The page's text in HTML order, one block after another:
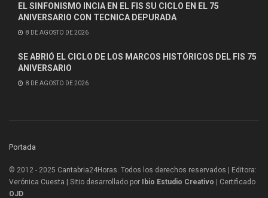
EL SINFONISMO INCIA EN EL FIS SU CICLO EN EL 75
ANIVERSARIO CON TECNICA DEPURADA
8 DE AGOSTO DE 2026
SE ABRIÓ EL CICLO DE LOS MARCOS HISTÓRICOS DEL FIS 75
ANIVERSARIO
8 DE AGOSTO DE 2026
Portada
© 2012 - 2025 Cantabria24Horas. Todos los derechos reservados | Editora:
Verónica Cuesta | Sitio desarrollado por
Ibio Estudio Creativo |
Certificado
OJD